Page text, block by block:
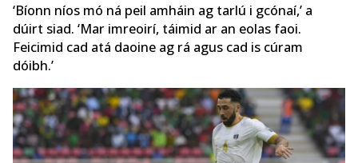
‘Bíonn níos mó ná peil amháin ag tarlú i gcónaí,’ a
dúirt siad. ‘Mar imreoirí, táimid ar an eolas faoi.
Feicimid cad atá daoine ag rá agus cad is cúram
dóibh.’